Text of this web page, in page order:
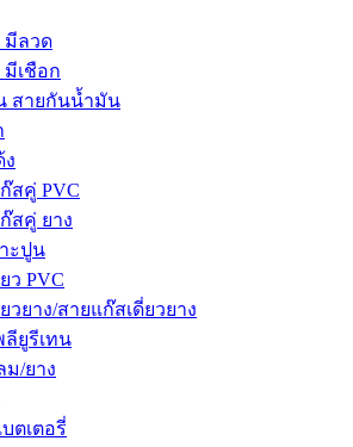
มีลวด
มีเชือก
สายกันน้ำมัน
ง
สคู่ PVC
สคู่ ยาง
ะปูน
ว PVC
วยาง/สายแก๊สเดี่ยวยาง
ยูรีเทน
ม/ยาง
ตเตอรี่